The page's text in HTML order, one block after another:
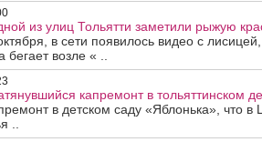
из улиц Тольятти заметили рыжую
в сети появилось видео с
бегает возле « ..
капремонт в тольяттинском
в детском саду «Яблонька», что
..